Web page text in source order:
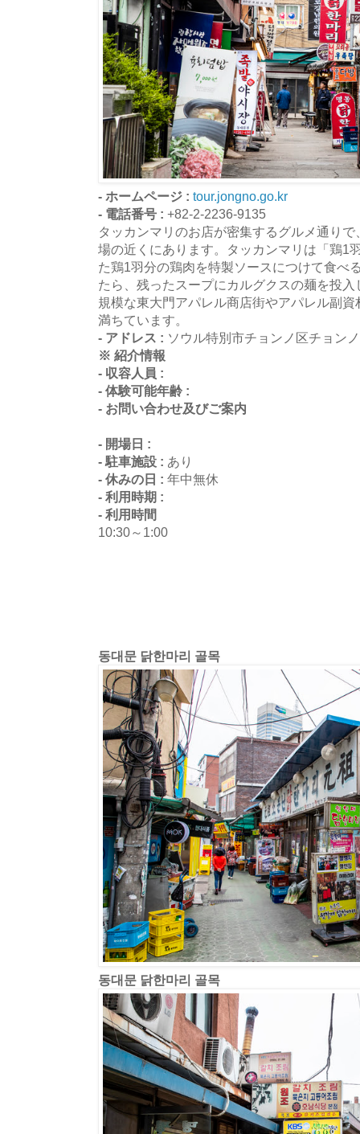
- ホームページ : tour.jongno.go.kr
- 電話番号 : +82-2-2236-9135
タッカンマリのお店が密集するグルメ通り
場の近くにあります。タッカンマリは「鶏1
た鶏1羽分の鶏肉を特製ソースにつけて食べ
たら、残ったスープにカルグクスの麺を投
規模な東大門アパレル商店街やアパレル副
満ちています。
- アドレス : ソウル特別市チョンノ区チョン
※ 紹介情報
- 収容人員 :
- 体験可能年齢 :
- お問い合わせ及びご案内
- 開場日 :
- 駐車施設 : あり
- 休みの日 : 年中無休
- 利用時期 :
- 利用時間
10:30～1:00
동대문 닭한마리 골목
동대문 닭한마리 골목